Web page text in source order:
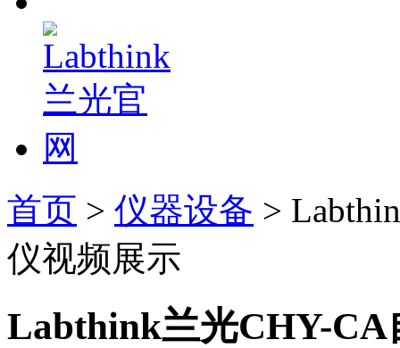
首页 > 仪器设备 >
仪视频展示
Labthink兰光CHY-CA